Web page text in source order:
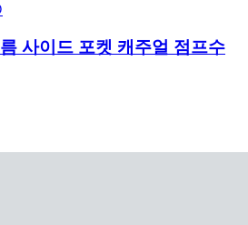
사이드 포켓 캐주얼 점프수